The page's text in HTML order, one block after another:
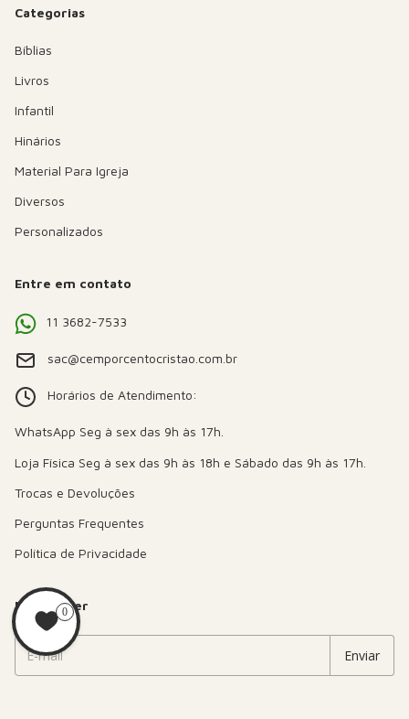
Categorias
Bíblias
Livros
Infantil
Hinários
Material Para Igreja
Diversos
Personalizados
Entre em contato
11 3682-7533
sac@cemporcentocristao.com.br
Horários de Atendimento:
Trocas e Devoluções
Perguntas Frequentes
Política de Privacidade
Newsletter
0